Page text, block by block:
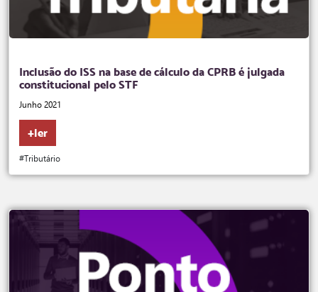
Inclusão do ISS na base de cálculo da CPRB é julgada
constitucional pelo STF
Junho 2021
+ler
#Tributário